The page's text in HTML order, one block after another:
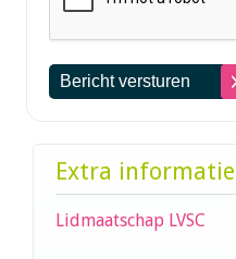
Extra informatie
Lidmaatschap LVSC